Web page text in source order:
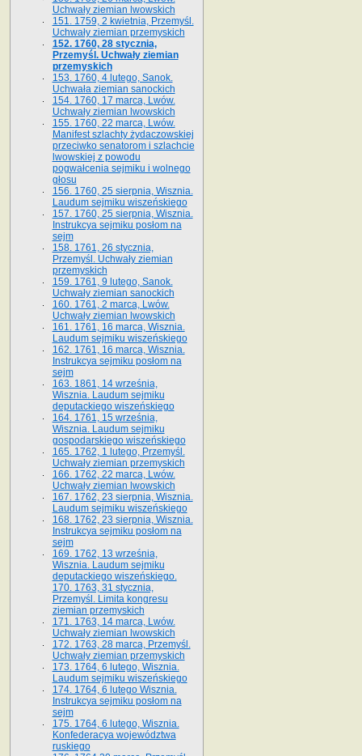
Uchwały ziemian lwowskich
151. 1759, 2 kwietnia, Przemyśl.
Uchwały ziemian przemyskich
152. 1760, 28 stycznia,
Przemyśl. Uchwały ziemian
przemyskich
153. 1760, 4 lutego, Sanok.
Uchwała ziemian sanockich
154. 1760, 17 marca, Lwów.
Uchwały ziemian lwowskich
155. 1760, 22 marca, Lwów.
Manifest szlachty żydaczowskiej
przeciwko senatorom i szlachcie
lwowskiej z po­wodu
pogwałcenia sejmiku i wolnego
głosu
156. 1760, 25 sierpnia, Wisznia.
Laudum sejmiku wiszeńskiego
157. 1760, 25 sierpnia, Wisznia.
Instrukcya sejmiku posłom na
sejm
158. 1761, 26 stycznia,
Przemyśl. Uchwały ziemian
przemyskich
159. 1761, 9 lutego, Sanok.
Uchwały ziemian sanockich
160. 1761, 2 marca, Lwów.
Uchwały ziemian lwowskich
161. 1761, 16 marca, Wisznia.
Laudum sejmiku wiszeńskiego
162. 1761, 16 marca, Wisznia.
Instrukcya sejmiku posłom na
sejm
163. 1861, 14 września,
Wisznia. Laudum sejmiku
deputackiego wiszeńskiego
164. 1761, 15 września,
Wisznia. Laudum sejmiku
gospodarskiego wiszeńskiego
165. 1762, 1 lutego, Przemyśl.
Uchwały ziemian przemyskich
166. 1762, 22 marca, Lwów.
Uchwały ziemian lwowskich
167. 1762, 23 sierpnia, Wisznia.
Laudum sejmiku wiszeńskiego
168. 1762, 23 sierpnia, Wisznia.
Instrukcya sejmiku posłom na
sejm
169. 1762, 13 września,
Wisznia. Laudum sejmiku
deputackiego wiszeńskiego.
170. 1763, 31 stycznia,
Przemyśl. Limita kongresu
ziemian przemyskich
171. 1763, 14 marca, Lwów.
Uchwały ziemian lwowskich
172. 1763, 28 marca, Przemyśl.
Uchwały ziemian przemyskich
173. 1764, 6 lutego, Wisznia.
Laudum sejmiku wiszeńskiego
174. 1764, 6 lutego Wisznia.
Instrukcya sejmiku posłom na
sejm
175. 1764, 6 lutego, Wisznia.
Konfederacya województwa
ruskiego